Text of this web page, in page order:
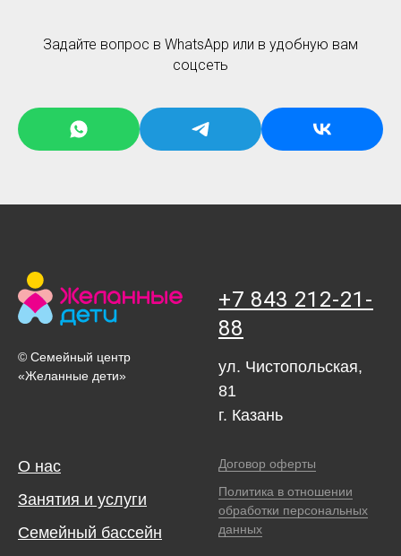
Задайте вопрос в WhatsApp или в удобную вам
соцсеть
© Семейный центр
«Желанные дети»
+7 843 212-21-
88
ул. Чистопольская,
81
г. Казань
О нас
Занятия и услуги
Семейный бассейн
Договор оферты
Политика в отношении
обработки персональных
данных